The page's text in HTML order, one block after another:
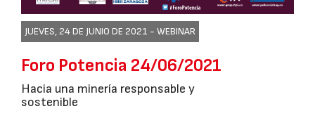
JUEVES, 24 DE JUNIO DE 2021 - WEBINAR
Foro Potencia 24/06/2021
Hacia una minería responsable y
sostenible